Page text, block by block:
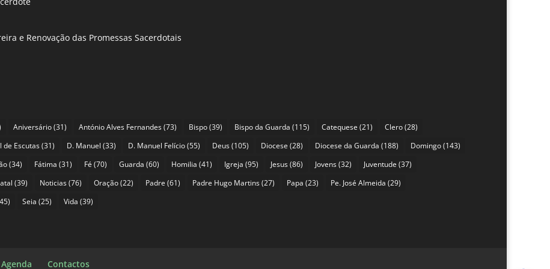
e Renovação das Promessas Sacerdotais
Aniversário(31) António Alves Fernandes(73) Bispo(39) Bispo da Guarda (115) Catequese (21) Clero(28)
de Escutas(31) D. Manuel (33) D. Manuel Felício(55) Deus(105) Diocese (28) Diocese da Guarda (188) Domingo(143)
(34) Fátima (31) Fé (70) Guarda (60) Homilia (41) Igreja (95) Jesus(86) Jovens(32) Juventude (37)
(39) Noticias(76) Oração(22) Padre (61) Padre Hugo Martins(27) Papa (23) Pe. José Almeida (29)
Seia (25) Vida (39)
Agenda Contactos